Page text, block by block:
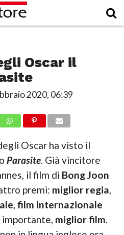
Oscar il
2020, 06:39
Oscar ha visto il
Parasite. Già vincitore
il film di Bong Joon
premi: miglior regia,
, film internazionale
importante, miglior film.